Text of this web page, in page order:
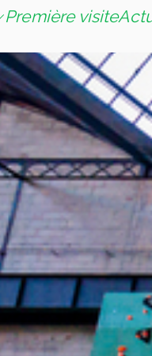
Première visite